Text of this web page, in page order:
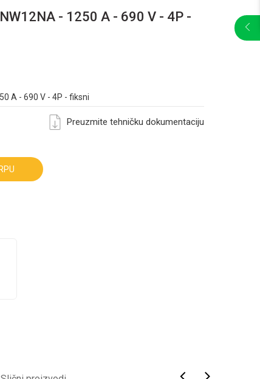
- 1250 A - 690 V - 4P -
A - 690 V - 4P - fiksni
Preuzmite tehničku dokumentaciju